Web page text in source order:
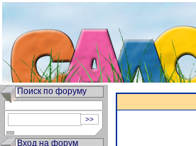
Поиск по форуму
Вход на форум